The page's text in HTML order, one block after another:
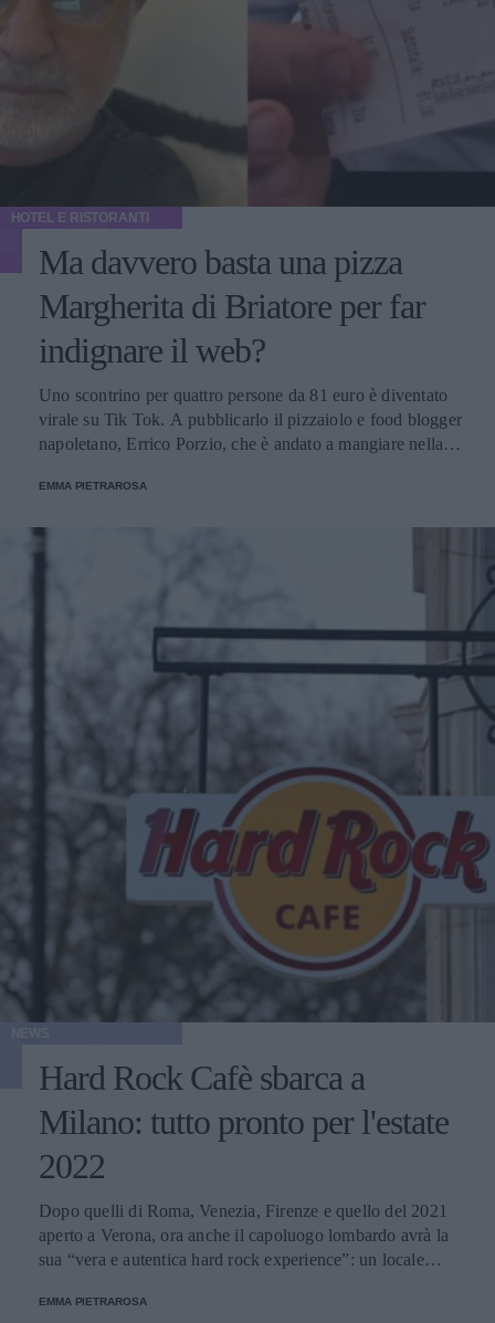
HOTEL E RISTORANTI
Ma davvero basta una pizza
Margherita di Briatore per far
indignare il web?
Uno scontrino per quattro persone da 81 euro è diventato
virale su Tik Tok. A pubblicarlo il pizzaiolo e food blogger
napoletano, Errico Porzio, che è andato a mangiare nella
EMMA PIETRAROSA
Hard Rock Cafè sbarca a
Milano: tutto pronto per l'estate
2022
Dopo quelli di Roma, Venezia, Firenze e quello del 2021
aperto a Verona, ora anche il capoluogo lombardo avrà la
sua “vera e autentica hard rock experience”: un locale
piani, con 280 posti a sedere e due palchi per ospitare
EMMA PIETRAROSA